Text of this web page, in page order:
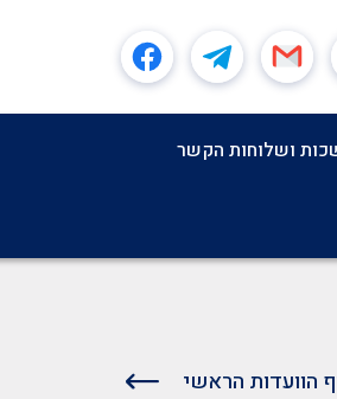
ושלוחות הקשר
הוועדות הראשי